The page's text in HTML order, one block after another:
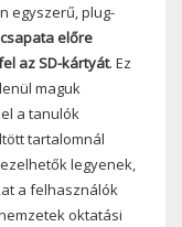
egyszerű, plug-
csapata előre
az SD-kártyát. Ez
maguk
a tanulók
tartalomnál
legyenek,
a felhasználók
oktatási